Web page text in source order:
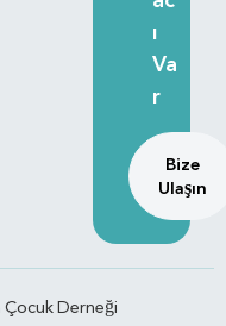
ı
Va
r
Bize
Ulaşın
Çocuk Derneği